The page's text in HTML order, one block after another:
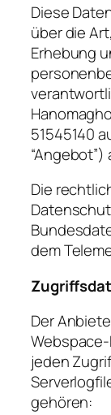
Diese
über die
Erhebung
51545140
“Angebot”)
Die
dem
Der
jeden
gehören: